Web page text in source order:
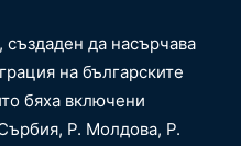
да насърчава
на българските
бяха включени
Р. Молдова, Р.